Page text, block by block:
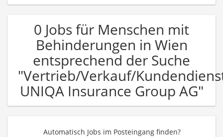
0 Jobs für Menschen mit
Behinderungen in Wien
entsprechend der Suche
"Vertrieb/Verkauf/
UNIQA Insurance Group AG"
Automatisch Jobs im Posteingang finden?